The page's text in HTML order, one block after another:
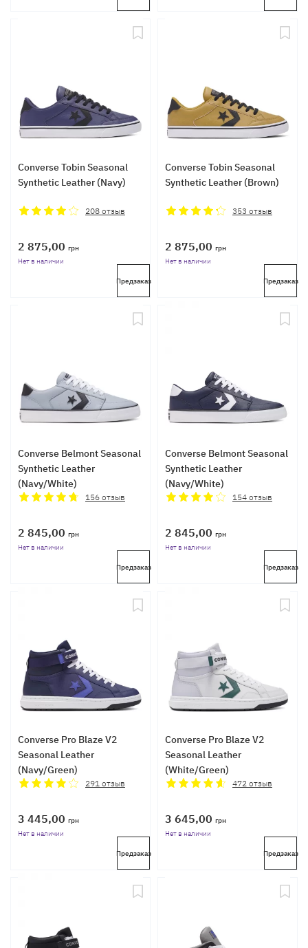
Converse Tobin Seasonal
Synthetic Leather (Navy)
208отзыв
2 875,00 грн
Нет в наличии
Предзаказ
Converse Tobin Seasonal
Synthetic Leather (Brown)
353 отзыв
2 875,00 грн
Нет в наличии
Предзаказ
Converse Belmont Seasonal
Synthetic Leather
(Navy/White)
156отзыв
2 845,00 грн
Нет в наличии
Предзаказ
Converse Belmont Seasonal
Synthetic Leather
(Navy/White)
154отзыв
2 845,00 грн
Нет в наличии
Предзаказ
Converse Pro Blaze V2
Seasonal Leather
(Navy/Green)
291 отзыв
3 445,00 грн
Нет в наличии
Предзаказ
Converse Pro Blaze V2
Seasonal Leather
(White/Green)
472 отзыв
3 645,00 грн
Нет в наличии
Предзаказ